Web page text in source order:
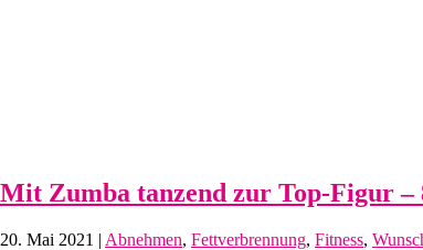
Mit Zumba tanzend zur Top-Figur –
20. Mai 2021 | Abnehmen, Fettverbrennung, Fitness,